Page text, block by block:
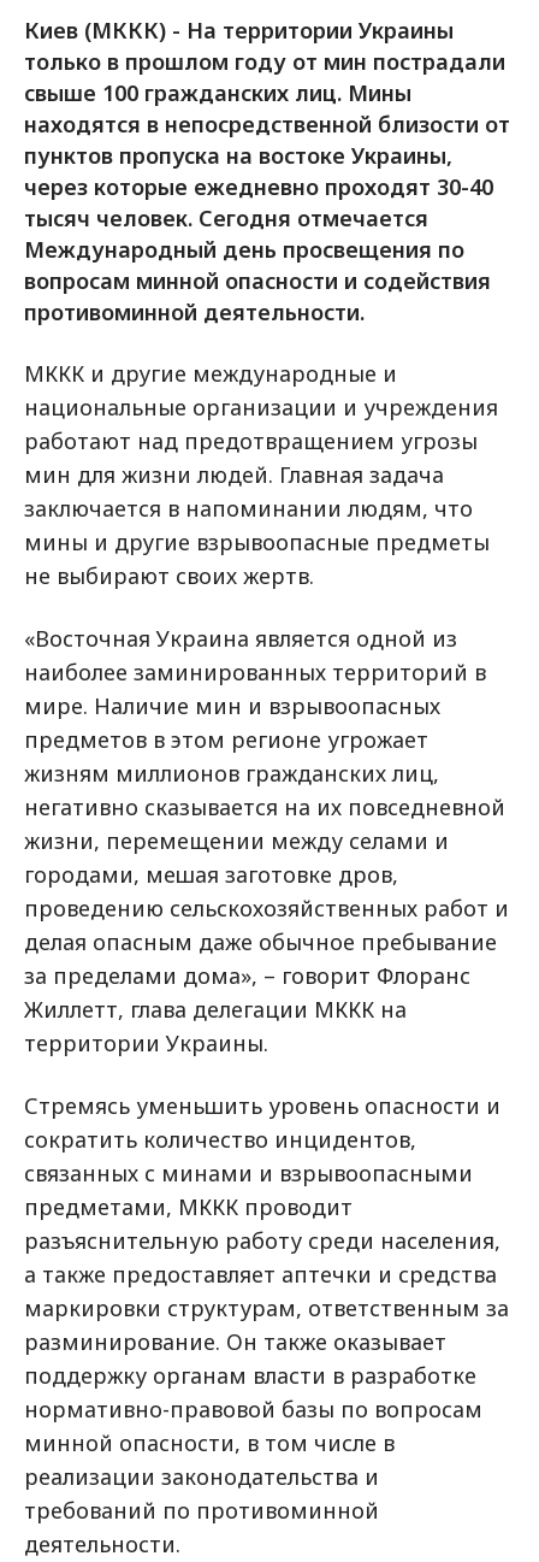
Киев (МККК) - На территории Украины
только в прошлом году от мин пострадали
свыше 100 гражданских лиц. Мины
находятся в непосредственной близости от
пунктов пропуска на востоке Украины,
через которые ежедневно проходят 30-40
тысяч человек. Сегодня отмечается
Международный день просвещения по
вопросам минной опасности и содействия
противоминной деятельности.
МККК и другие международные и
национальные организации и учреждения
работают над предотвращением угрозы
мин для жизни людей. Главная задача
заключается в напоминании людям, что
мины и другие взрывоопасные предметы
не выбирают своих жертв.
«Восточная Украина является одной из
наиболее заминированных территорий в
мире. Наличие мин и взрывоопасных
предметов в этом регионе угрожает
жизням миллионов гражданских лиц,
негативно сказывается на их повседневной
жизни, перемещении между селами и
городами, мешая заготовке дров,
проведению сельскохозяйственных работ и
делая опасным даже обычное пребывание
за пределами дома», – говорит Флоранс
Жиллетт, глава делегации МККК на
территории Украины.
Стремясь уменьшить уровень опасности и
сократить количество инцидентов,
связанных с минами и взрывоопасными
предметами, МККК проводит
разъяснительную работу среди населения,
а также предоставляет аптечки и средства
маркировки структурам, ответственным за
разминирование. Он также оказывает
поддержку органам власти в разработке
нормативно-правовой базы по вопросам
минной опасности, в том числе в
реализации законодательства и
требований по противоминной
деятельности.